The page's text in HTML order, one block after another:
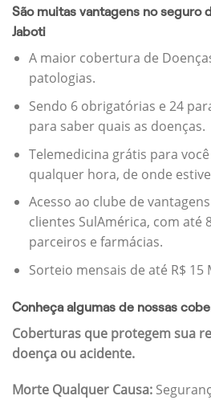
São muitas vantagens no seguro
Jaboti
A maior cobertura de
patologias.
Sendo 6 obrigatórias e 24
para saber quais as doenças.
Telemedicina grátis para
qualquer hora, de onde
Acesso ao clube de
clientes SulAmérica, com até
parceiros e farmácias.
Sorteio mensais de até R$ 15
Conheça algumas de nossas
Coberturas que protegem sua
doença ou acidente.
Morte Qualquer Causa: